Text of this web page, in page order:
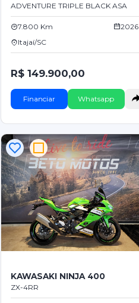
ADVENTURE TRIPLE BLACK ASA
7.800 Km
2026
Itajaí/SC
R$ 149.900,00
Financiar Whatsapp
KAWASAKI NINJA 400
ZX-4RR